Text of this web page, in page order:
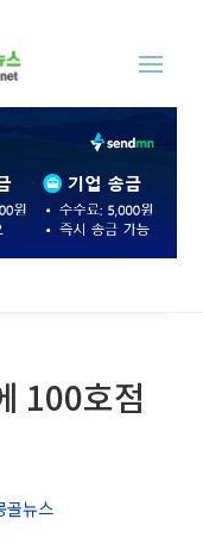
100호점
골뉴스